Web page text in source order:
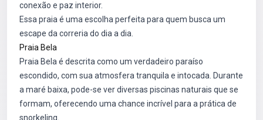
conexão e paz interior.
Essa praia é uma escolha perfeita para quem busca um
escape da correria do dia a dia.
Praia Bela
Praia Bela é descrita como um verdadeiro paraíso
escondido, com sua atmosfera tranquila e intocada. Durante
a maré baixa, pode-se ver diversas piscinas naturais que se
formam, oferecendo uma chance incrível para a prática de
snorkeling.